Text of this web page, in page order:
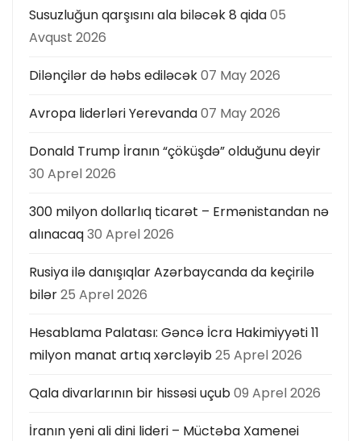
ıSusuzluğun qarşısını ala biləcək 8 qida05
Avqust 2026
Dilənçilər də həbs ediləcək07 May 2026
Avropa liderləri Yerevanda07 May 2026
Donald Trump İranın “çöküşdə” olduğunu deyir
30 Aprel 2026
300 milyon dollarlıq ticarət – Ermənistandan nə
alınacaq30 Aprel 2026
Rusiya ilə danışıqlar Azərbaycanda da keçirilə
bilər25 Aprel 2026
Hesablama Palatası: Gəncə İcra Hakimiyyəti 11
milyon manat artıq xərcləyib25 Aprel 2026
Qala divarlarının bir hissəsi uçub09 Aprel 2026
İranın yeni ali dini lideri – Müctəba Xamenei